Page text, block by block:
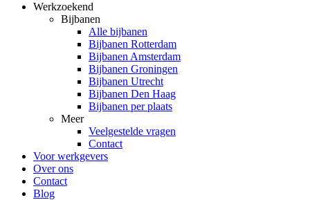
Werkzoekend
Bijbanen
Alle bijbanen
Bijbanen Rotterdam
Bijbanen Amsterdam
Bijbanen Groningen
Bijbanen Utrecht
Bijbanen Den Haag
Bijbanen per plaats
Meer
Veelgestelde vragen
Contact
Voor werkgevers
Over ons
Contact
Blog